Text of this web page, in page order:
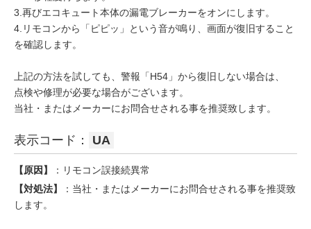
3.再びエコキュート本体の漏電ブレーカーをオンにします。
4.リモコンから「ピピッ」という音が鳴り、画面が復旧すること
を確認します。
上記の方法を試しても、警報「H54」から復旧しない場合は、
点検や修理が必要な場合がございます。
当社・またはメーカーにお問合せされる事を推奨致します。
表示コード： UA
【原因】
：リモコン誤接続異常
【対処法】
：当社・またはメーカーにお問合せされる事を推奨致
します。